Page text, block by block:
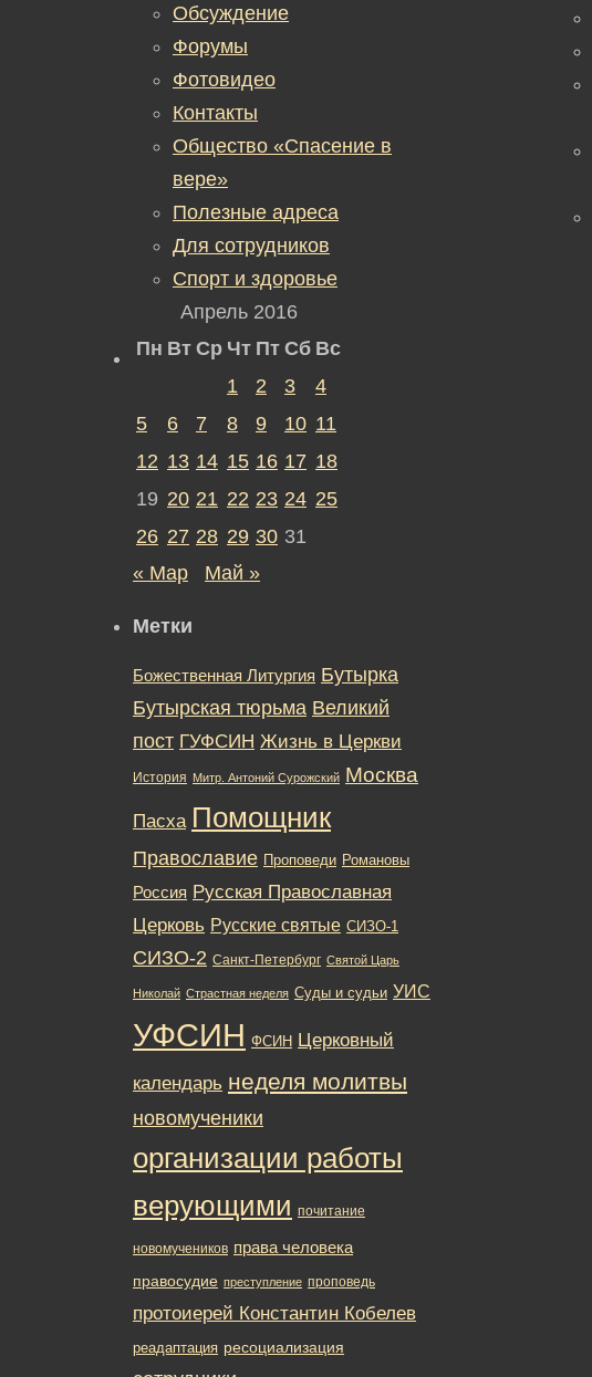
Обсуждение
Форумы
Фотовидео
Контакты
Общество «Спасение в
вере»
Полезные адреса
Для сотрудников
Спорт и здоровье
Апрель 2016
Пн Вт Ср Чт Пт Сб Вс
1
2 3
4
5
6 7 8 9 10 11
12 13 14 15 16 17 18
19 20 21 22 23 24 25
26 27 28 29 30 31
« Мар
Май »
Метки
Божественная Литургия Бутырка
Бутырская тюрьма Великий
пост ГУФСИН Жизнь в Церкви
История Митр. Антоний Сурожский Москва
Пасха Помощник
Православие Проповеди Романовы
Россия Русская Православная
Церковь Русские святые СИЗО-1
СИЗО-2 Санкт-Петербург Святой Царь
Николай Страстная неделя Суды и судьи УИС
УФСИН ФСИН Церковный
календарь неделя молитвы
новомученики
организации работы
верующими почитание
новомучеников права человека
правосудие преступление проповедь
протоиерей Константин Кобелев
реадаптация ресоциализация